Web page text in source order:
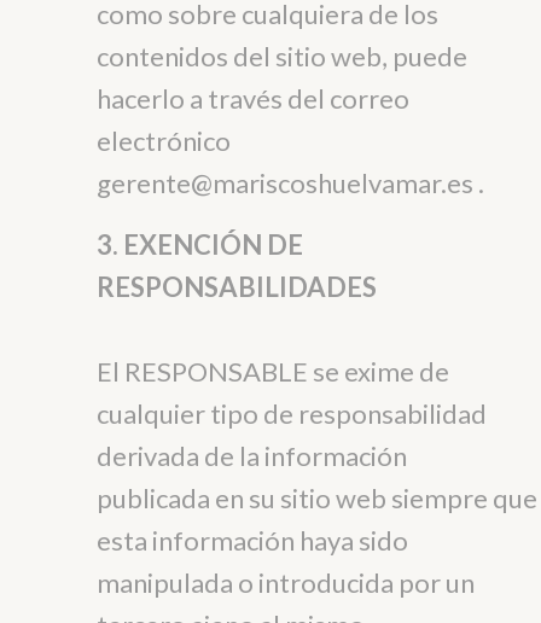
como sobre cualquiera de los
contenidos del sitio web, puede
hacerlo a través del correo
electrónico
gerente@mariscoshuelvamar.es .
3. EXENCIÓN DE
RESPONSABILIDADES
El RESPONSABLE se exime de
cualquier tipo de responsabilidad
derivada de la información
publicada en su sitio web siempre que
esta información haya sido
manipulada o introducida por un